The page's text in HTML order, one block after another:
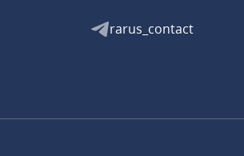
rarus_contact